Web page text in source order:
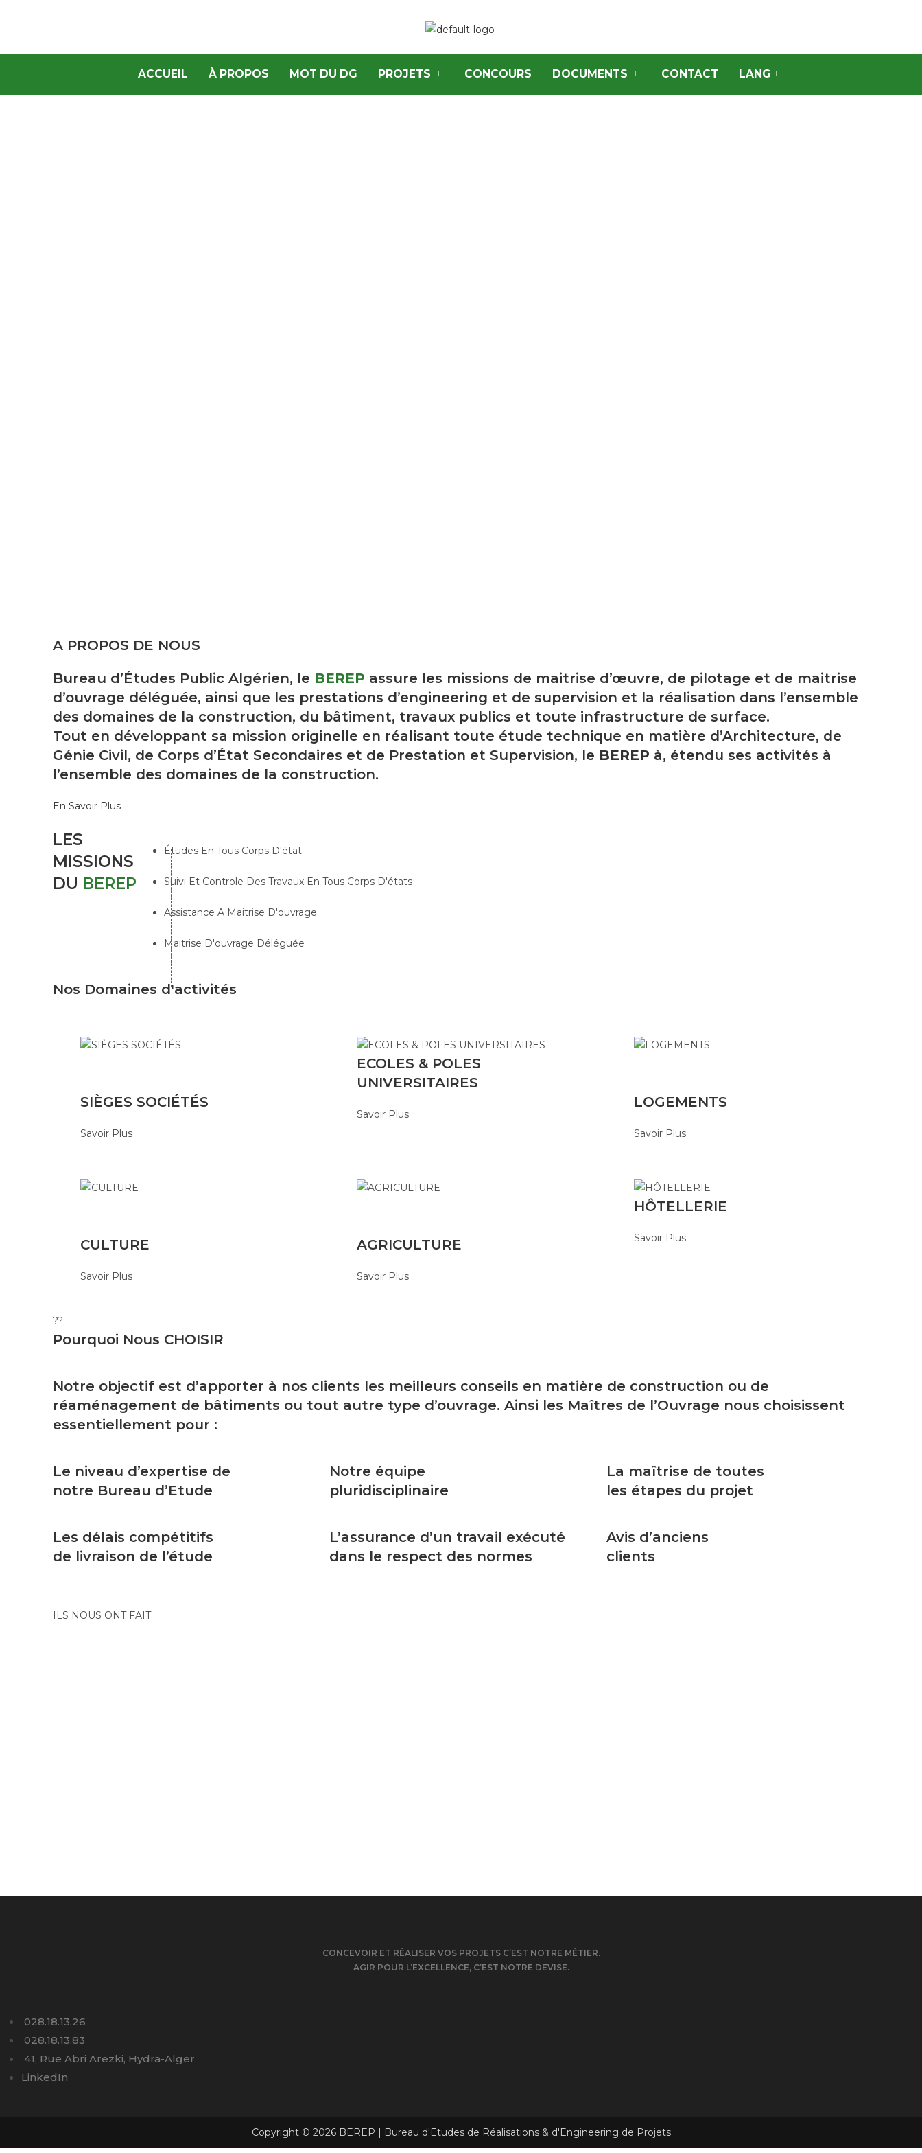
ACCUEIL À PROPOS MOT DU DG PROJETS CONCOURS DOCUMENTS CONTACT LANG
A PROPOS DE NOUS
Bureau d’Études Public Algérien, le BEREP assure les missions de maitrise d’œuvre, de pilotage et de maitrise
d’ouvrage déléguée, ainsi que les prestations d’engineering et de supervision et la réalisation dans l’ensemble
des domaines de la construction, du bâtiment, travaux publics et toute infrastructure de surface.
Tout en développant sa mission originelle en réalisant toute étude technique en matière d’Architecture, de
Génie Civil, de Corps d’État Secondaires et de Prestation et Supervision, le BEREP à, étendu ses activités à
l’ensemble des domaines de la construction.
En Savoir Plus
LES
MISSIONS
DU BEREP
Études En Tous Corps D'état
Suivi Et Controle Des Travaux En Tous Corps D'états
Assistance A Maitrise D'ouvrage
Maitrise D'ouvrage Déléguée
Nos Domaines d'activités
SIÈGES SOCIÉTÉS
Savoir Plus
ECOLES & POLES
UNIVERSITAIRES
Savoir Plus
LOGEMENTS
Savoir Plus
CULTURE
Savoir Plus
AGRICULTURE
Savoir Plus
HÔTELLERIE
Savoir Plus
??
Pourquoi Nous CHOISIR
Notre objectif est d’apporter à nos clients les meilleurs conseils en matière de construction ou de
réaménagement de bâtiments ou tout autre type d’ouvrage. Ainsi les Maîtres de l’Ouvrage nous choisissent
essentiellement pour :
Le niveau d’expertise de
notre Bureau d’Etude
Notre équipe
pluridisciplinaire
La maîtrise de toutes
les étapes du projet
Les délais compétitifs
de livraison de l’étude
L’assurance d’un travail exécuté
dans le respect des normes
Avis d’anciens
clients
ILS NOUS ONT FAIT
CONCEVOIR ET RÉALISER VOS PROJETS C’EST NOTRE MÉTIER.
AGIR POUR L’EXCELLENCE, C’EST NOTRE DEVISE.
028.18.13.26
028.18.13.83
41, Rue Abri Arezki, Hydra-Alger
LinkedIn
Copyright © 2026 BEREP | Bureau d'Etudes de Réalisations & d'Engineering de Projets